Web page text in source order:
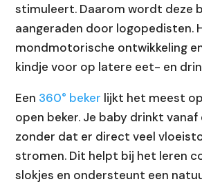
stimuleert. Daarom wordt deze
aangeraden door logopedisten.
mondmotorische ontwikkeling
kindje voor op latere eet- en
Een 360° beker lijkt het meest
open beker. Je baby drinkt vanaf
zonder dat er direct veel
stromen. Dit helpt bij het leren
slokjes en ondersteunt een